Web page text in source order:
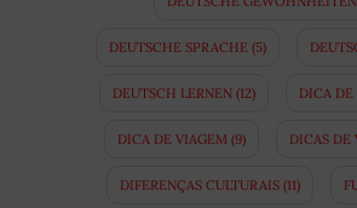
DEUTSCHE SPRACHE (5)
DEUTSCH LERNEN(12) DICA DE
DICA DE VIAGEM (9) DICAS DE
DIFERENÇAS CULTURAIS (11)